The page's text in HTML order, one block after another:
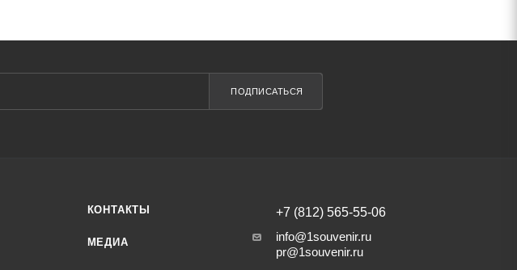
ПОДПИСАТЬСЯ
КОНТАКТЫ
МЕДИА
+7 (812) 565-55-06
info@1souvenir.ru
pr@1souvenir.ru